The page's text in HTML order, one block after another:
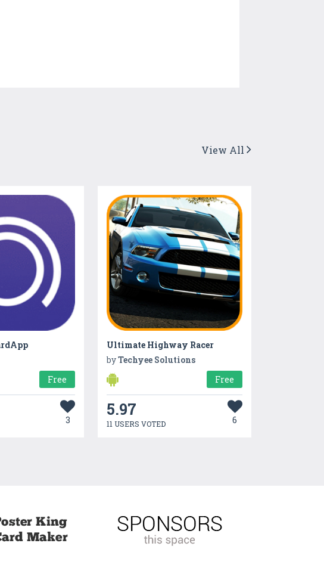
View All
Free
3
Ultimate Highway Racer
byTechyee Solutions
Free
5.97
11 USERS VOTED 6